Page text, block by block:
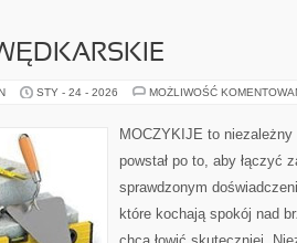
STY - 24 - 2026 MOŻLIWOŚĆ
MOCZYKIJE to
powstał po to, aby łączyć
sprawdzonym
które kochają spokój nad